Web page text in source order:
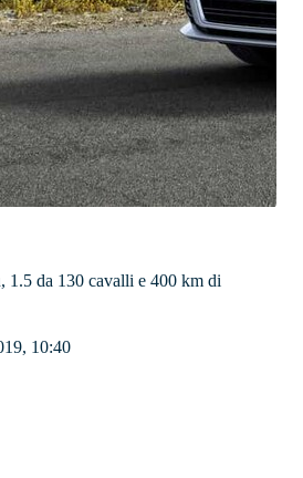
1.5 da 130 cavalli e 400 km di
10:40